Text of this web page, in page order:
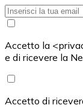
Accetto la
e di ricevere la
Accetto di